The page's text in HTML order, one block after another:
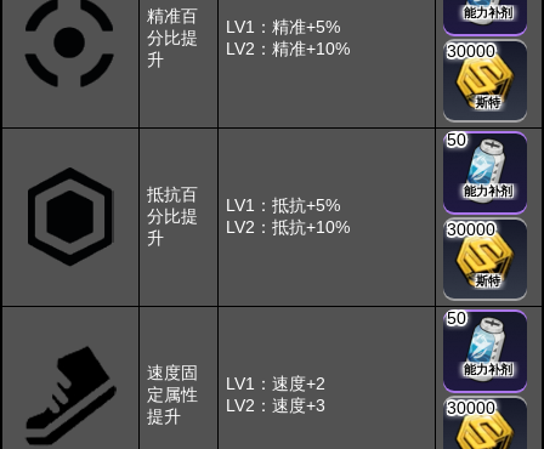
精准百
分比提
升
LV1：精准+5%
LV2：精准+10%
能力补剂
30000
斯特
抵抗百
分比提
升
LV1：抵抗+5%
LV2：抵抗+10%
50
能力补剂
30000
斯特
速度固
定属性
提升
LV1：速度+2
LV2：速度+3
50
能力补剂
30000